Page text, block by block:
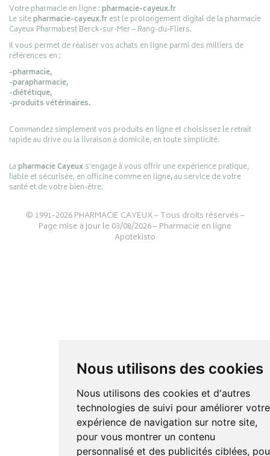
Nous utilisons des cookies
Nous utilisons des cookies et d'autres
technologies de suivi pour améliorer votre
expérience de navigation sur notre site,
pour vous montrer un contenu
personnalisé et des publicités ciblées,
Votre pharmacie en ligne :pharmacie-cayeux.fr
Le sitepharmacie-cayeux.frest le prolongement digital de la pharmacie
Cayeux Pharmabest Berck-sur-Mer – Rang-du-Fliers.
Il vous permet de réaliser vos achats en ligne parmi des milliers de
références en :
-pharmacie,
-parapharmacie,
-diététique,
-produits vétérinaires.
Commandez simplement vos produits en ligne et choisissez le retrait
rapide au drive ou la livraison à domicile, en toute simplicité.
Lapharmacie Cayeuxs’engage à vous offrir une expérience pratique,
fiable et sécurisée, en officine comme en ligne, au service de votre
santé et de votre bien-être.
© 1991-2026PHARMACIE CAYEUX– Tous droits réservés –
Page mise à jour le 03/08/2026 –Pharmacie en ligne
Apotekisto